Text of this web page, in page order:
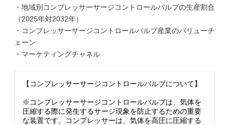
・地域別コンプレッサーサージコントロールバルブの生産割合
（2025年対2032年）
・コンプレッサーサージコントロールバルブ産業のバリューチ
ェーン
・マーケティングチャネル
【コンプレッサーサージコントロールバルブについて】
※コンプレッサーサージコントロールバルブは、気体を
圧縮する際に発生するサージ現象を防止するための重要
な装置です。コンプレッサーは、気体を高圧に圧縮する